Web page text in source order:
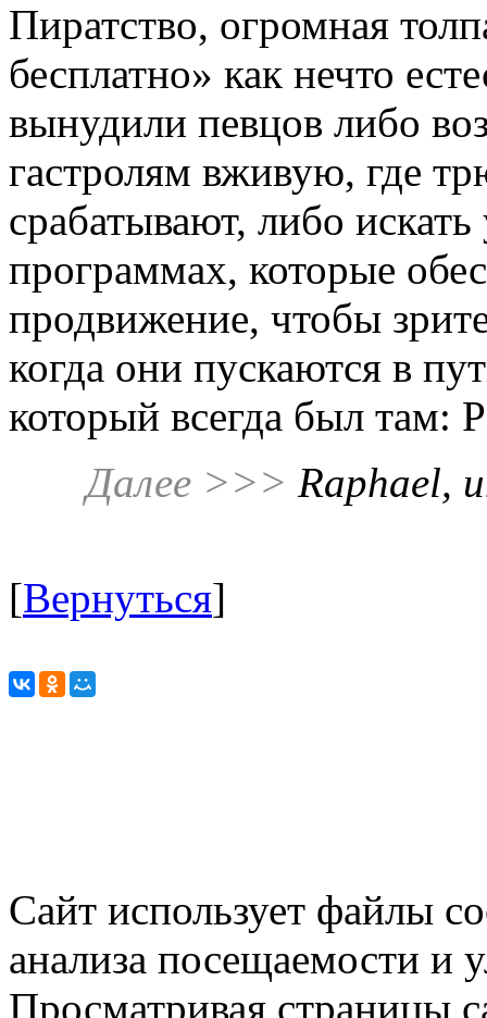
Пиратство, огромная
бесплатно» как нечто
вынудили певцов либо
гастролям вживую, где
срабатывают, либо
программах, которые
продвижение, чтобы
когда они пускаются в
который всегда был там:
Далее >>> Raphael,
[Вернуться]
Сайт использует файлы
анализа посещаемости и
Просматривая страницы